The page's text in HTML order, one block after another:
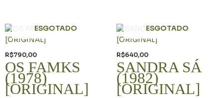
13. Cores, Nomes
ESGOTADO
R$790,00
OS FAMKS
(1978)
[ORIGINAL]
ESGOTADO
R$640,00
SANDRA SÁ
(1982)
[ORIGINAL]